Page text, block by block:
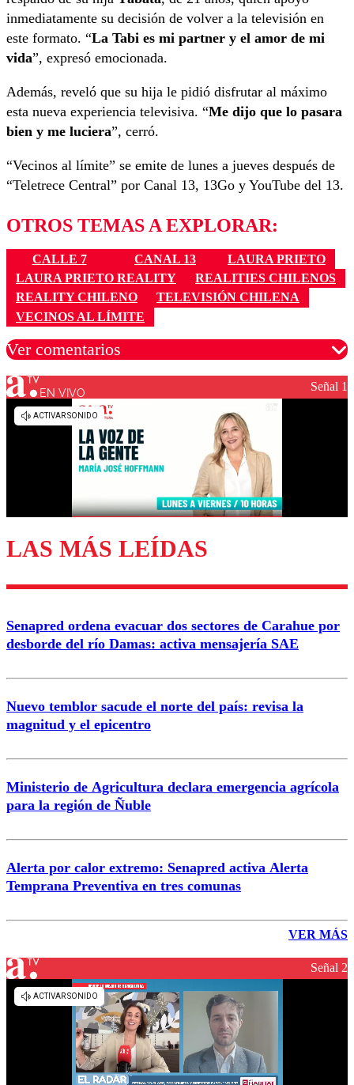
inmediatamente su decisión de volver a la televisión en
este formato. “La Tabi es mi partner y el amor de mi
vida”, expresó emocionada.
Además, reveló que su hija le pidió disfrutar al máximo
esta nueva experiencia televisiva. “Me dijo que lo pasara
bien y me luciera”, cerró.
“Vecinos al límite” se emite de lunes a jueves después de
“Teletrece Central” por Canal 13, 13Go y YouTube del 13.
OTROS TEMAS A EXPLORAR:
CALLE 7 CANAL 13
LAURA PRIETO
LAURA PRIETO REALITY
REALITIES CHILENOS
REALITY CHILENO
TELEVISIÓN CHILENA
VECINOS AL LÍMITE
Ver comentarios
Los comentarios son moderados para garantizar un
diálogo respetuoso.
Enviar comentario
EN VIVO Señal 1
LAS MÁS LEÍDAS
Senapred ordena evacuar dos sectores de Carahue por
desborde del río Damas: activa mensajería SAE
Nuevo temblor sacude el norte del país: revisa la
magnitud y el epicentro
Ministerio de Agricultura declara emergencia agrícola
para la región de Ñuble
Alerta por calor extremo: Senapred activa Alerta
Temprana Preventiva en tres comunas
VER MÁS
Señal 2